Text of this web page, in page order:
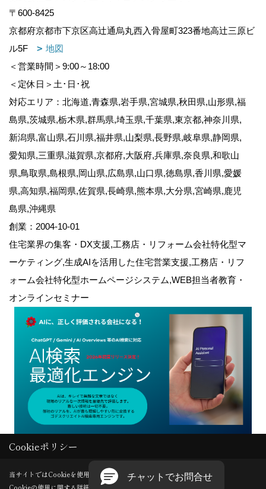
〒600-8425
京都府京都市下京区高辻通烏丸西入骨屋町323番地高辻三原ビ
ル5F
地図
＜営業時間＞9:00～18:00
＜定休日＞土･日･祝
対応エリア：北海道,青森県,岩手県,宮城県,秋田県,山形県,福
島県,茨城県,栃木県,群馬県,埼玉県,千葉県,東京都,神奈川県,
新潟県,富山県,石川県,福井県,山梨県,長野県,岐阜県,静岡県,
愛知県,三重県,滋賀県,京都府,大阪府,兵庫県,奈良県,和歌山
県,鳥取県,島根県,岡山県,広島県,山口県,徳島県,香川県,愛媛
県,高知県,福岡県,佐賀県,長崎県,熊本県,大分県,宮崎県,鹿児
島県,沖縄県
創業：2004-10-01
住宅業界の集客・DX支援,工務店・リフォーム会社特化型マ
ーケティング,生成AIを活用した住宅営業支援,工務店・リフ
ォーム会社特化型ホームページシステム,WEB担当者教育・
オンラインセミナー
Copyright (c) GODDESS CREATE. All Rights Reserved.
Cookieポリシー
当サイトではCookieを使用します。